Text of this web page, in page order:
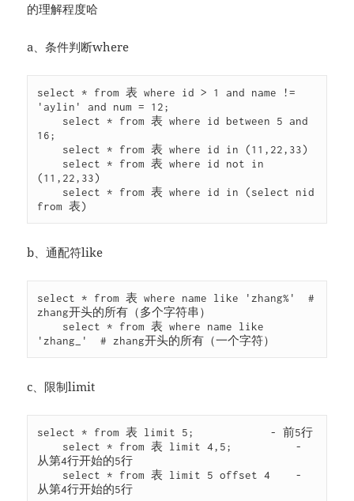
的理解程度哈
a、条件判断where
select * from 表 where id > 1 and name !=
'aylin' and num = 12;
16;
(11,22,33)
from 表)
b、通配符like
select * from 表 where name like 'zhang%'  #
zhang开头的所有（多个字符串）
'zhang_'  # zhang开头的所有（一个字符）
c、限制limit
select * from 表 limit 5;            - 前5行
从第4行开始的5行
从第4行开始的5行